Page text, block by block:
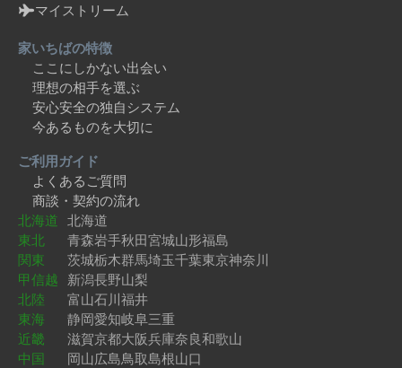
マイストリーム
家いちばの特徴
ここにしかない出会い
理想の相手を選ぶ
安心安全の独自システム
今あるものを大切に
ご利用ガイド
よくあるご質問
商談・契約の流れ
北海道 北海道
東北
青森岩手秋田宮城山形福島
関東
茨城栃木群馬埼玉千葉東京神奈川
甲信越 新潟長野山梨
北陸
富山石川福井
東海
静岡愛知岐阜三重
近畿
滋賀京都大阪兵庫奈良和歌山
中国
岡山広島鳥取島根山口